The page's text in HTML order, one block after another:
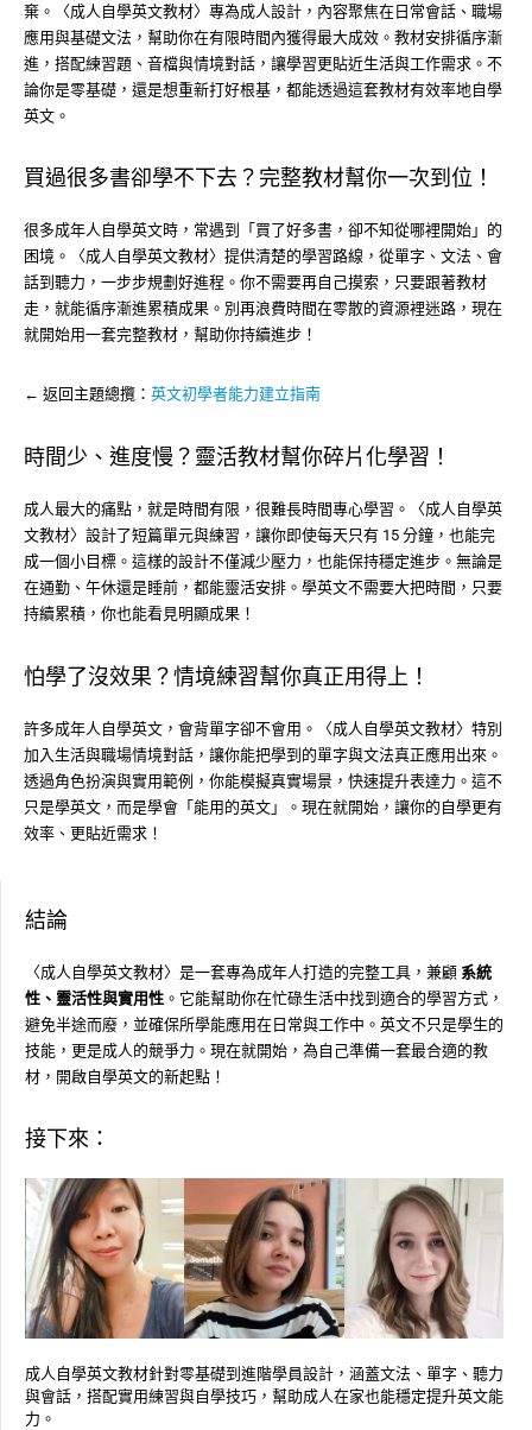
棄。〈成人自學英文教材〉專為成人設計，內容聚焦在日常會話、職場
應用與基礎文法，幫助你在有限時間內獲得最大成效。教材安排循序漸
進，搭配練習題、音檔與情境對話，讓學習更貼近生活與工作需求。不
論你是零基礎，還是想重新打好根基，都能透過這套教材有效率地自學
英文。
買過很多書卻學不下去？完整教材幫你一次到位！
很多成年人自學英文時，常遇到「買了好多書，卻不知從哪裡開始」的
困境。〈成人自學英文教材〉提供清楚的學習路線，從單字、文法、會
話到聽力，一步步規劃好進程。你不需要再自己摸索，只要跟著教材
走，就能循序漸進累積成果。別再浪費時間在零散的資源裡迷路，現在
就開始用一套完整教材，幫助你持續進步！
← 返回主題總攬： 英文初學者能力建立指南
時間少、進度慢？靈活教材幫你碎片化學習！
成人最大的痛點，就是時間有限，很難長時間專心學習。〈成人自學英
文教材〉設計了短篇單元與練習，讓你即使每天只有 15 分鐘，也能完
成一個小目標。這樣的設計不僅減少壓力，也能保持穩定進步。無論是
在通勤、午休還是睡前，都能靈活安排。學英文不需要大把時間，只要
持續累積，你也能看見明顯成果！
怕學了沒效果？情境練習幫你真正用得上！
許多成年人自學英文，會背單字卻不會用。〈成人自學英文教材〉特別
加入生活與職場情境對話，讓你能把學到的單字與文法真正應用出來。
透過角色扮演與實用範例，你能模擬真實場景，快速提升表達力。這不
只是學英文，而是學會「能用的英文」。現在就開始，讓你的自學更有
效率、更貼近需求！
結論
〈成人自學英文教材〉是一套專為成年人打造的完整工具，兼顧 系統
性、靈活性與實用性 。它能幫助你在忙碌生活中找到適合的學習方式，
避免半途而廢，並確保所學能應用在日常與工作中。英文不只是學生的
技能，更是成人的競爭力。現在就開始，為自己準備一套最合適的教
材，開啟自學英文的新起點！
接下來：
成人自學英文教材針對零基礎到進階學員設計，涵蓋文法、單字、聽力
與會話，搭配實用練習與自學技巧，幫助成人在家也能穩定提升英文能
力。